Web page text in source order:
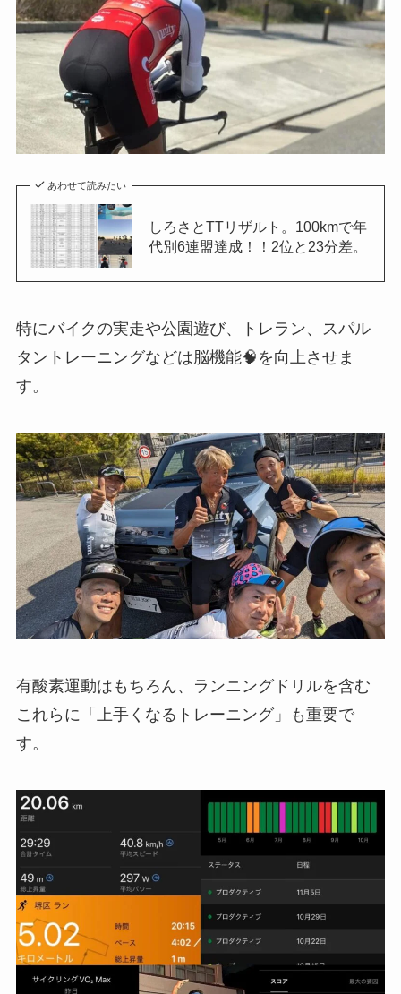
あわせて読みたい
しろさとTTリザルト。100kmで年
代別6連盟達成！！2位と23分差。
特にバイクの実走や公園遊び、トレラン、スパル
タントレーニングなどは脳機能🧠を向上させま
す。
有酸素運動はもちろん、ランニングドリルを含む
これらに「上手くなるトレーニング」も重要で
す。